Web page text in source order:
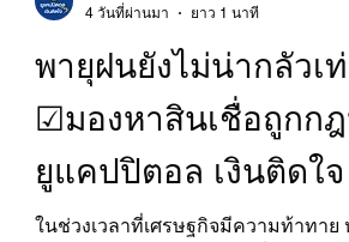
พายุฝนยังไม่น่ากลัวเ
☑มองหาสินเชื่อถูกก
ยูแคปปิตอล เงินติดใ
ในช่วงเวลาที่เศรษฐกิจมีความท้าทาย
4 วันที่ผ่านมา
ยาว 1 นาที